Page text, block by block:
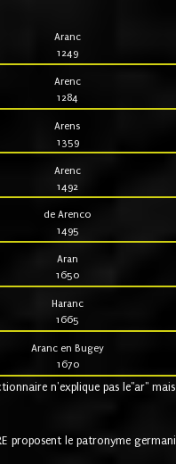
Aranc
1249
Arenc
1284
Arens
1359
Arenc
1492
de Arenco
1495
Aran
1650
Haranc
1665
Aranc en Bugey
1670
n'explique pas le"ar"
proposent le patronyme